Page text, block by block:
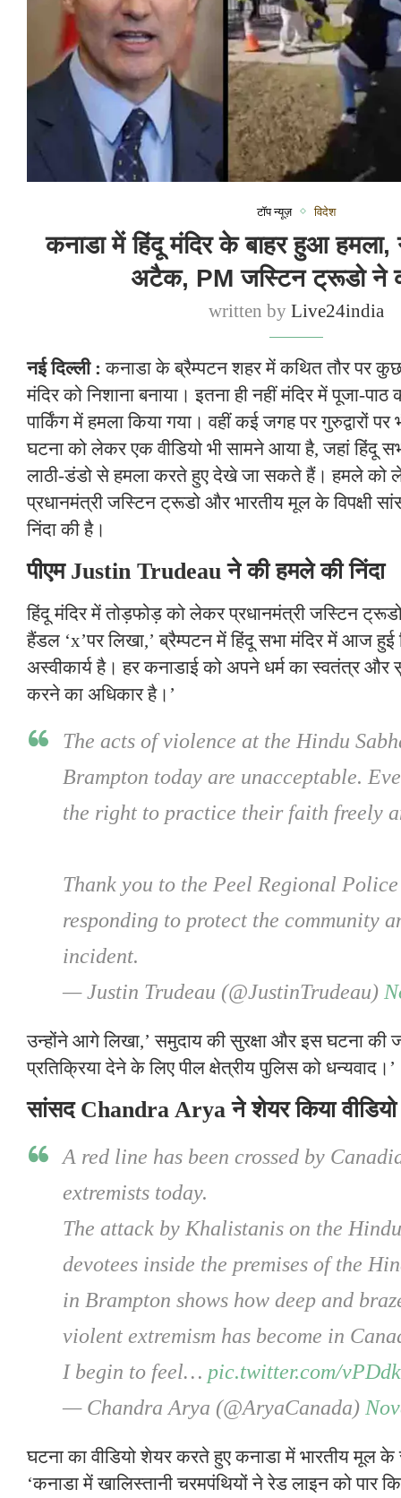
टॉप न्यूज़ विदेश
कनाडा में हिंदू मंदिर के बाहर हुआ हमला,
अटैक, PM जस्टिन ट्रूडो ने
written byLive24india
नई दिल्ली : कनाडा के ब्रैम्पटन शहर में कथित तौर पर कुछ
मंदिर को निशाना बनाया। इतना ही नहीं मंदिर में पूजा-
पार्किंग में हमला किया गया। वहीं कई जगह पर गुरुद्वारों
घटना को लेकर एक वीडियो भी सामने आया है, जहां हिंदू
लाठी-डंडो से हमला करते हुए देखे जा सकते हैं। हमले को
प्रधानमंत्री जस्टिन ट्रूडो और भारतीय मूल के विपक्षी
निंदा की है।
पीएम Justin Trudeau ने की हमले की निंदा
हिंदू मंदिर में तोड़फोड़ को लेकर प्रधानमंत्री जस्टिन
हैंडल ‘x’पर लिखा,’ ब्रैम्पटन में हिंदू सभा मंदिर में आज हुई
अस्वीकार्य है। हर कनाडाई को अपने धर्म का स्वतंत्र और
करने का अधिकार है।’
The acts of violence at the Hindu
Brampton today are unacceptable.
the right to practice their faith freely
Thank you to the Peel Regional
responding to protect the community
incident.
— Justin Trudeau (@JustinTrudeau)
उन्होंने आगे लिखा,’ समुदाय की सुरक्षा और इस घटना की
प्रतिक्रिया देने के लिए पील क्षेत्रीय पुलिस को धन्यवाद।’
सांसद Chandra Arya ने शेयर किया वीडियो
A red line has been crossed by
extremists today.
The attack by Khalistanis on the
devotees inside the premises of the
in Brampton shows how deep and
violent extremism has become in
I begin to feel… pic.twitter.com/
— Chandra Arya (@AryaCanada)
घटना का वीडियो शेयर करते हुए कनाडा में भारतीय मूल
‘कनाडा में खालिस्तानी चरमपंथियों ने रेड लाइन को पार